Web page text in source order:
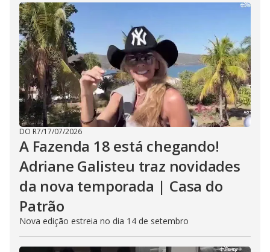
DO R7/17/07/2026
A Fazenda 18 está chegando!
Adriane Galisteu traz novidades
da nova temporada | Casa do
Patrão
Nova edição estreia no dia 14 de setembro